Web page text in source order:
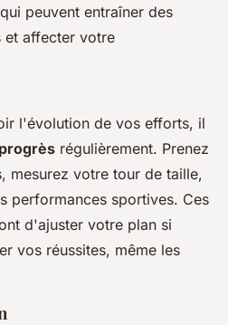
peuvent entraîner des
et affecter votre
l'évolution de vos efforts, il
régulièrement. Prenez
mesurez votre tour de taille,
performances sportives. Ces
d'ajuster votre plan si
vos réussites, même les